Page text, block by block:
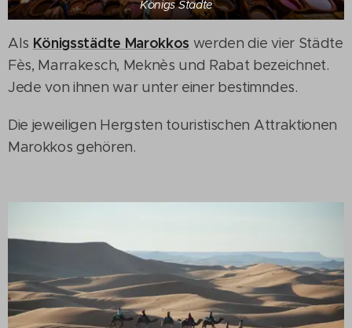
Königs Städte
Als Königsstädte Marokkos werden die vier Städte
Fès, Marrakesch, Meknès und Rabat bezeichnet.
Jede von ihnen war unter einer bestimndes.
Die jeweiligen Hergsten touristischen Attraktionen
Marokkos gehören.